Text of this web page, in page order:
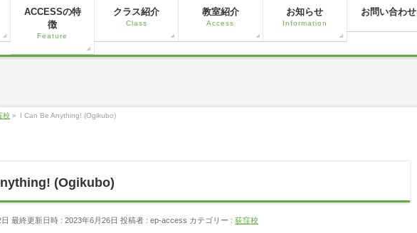
ACCESSの特
徴
Feature
クラス紹介
Class
教室紹介
Access
お知らせ
Information
お問い合わせ
校 » I Can Be Anything! (Ogikubo)
(Ogikubo)
最終更新日時 : 2023年6月26日 投稿者 : ep-access カテゴリー : 荻窪校